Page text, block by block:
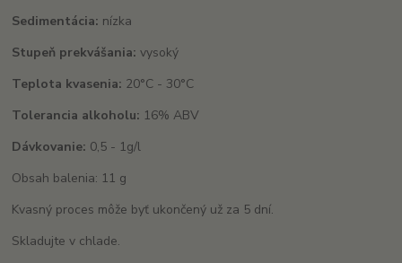
Sedimentácia: nízka
Stupeň prekvášania: vysoký
Teplota kvasenia: 20°C - 30°C
Tolerancia alkoholu: 16% ABV
Dávkovanie: 0,5 - 1g/l
Obsah balenia: 11 g
Kvasný proces môže byť ukončený už za 5 dní.
Skladujte v chlade.